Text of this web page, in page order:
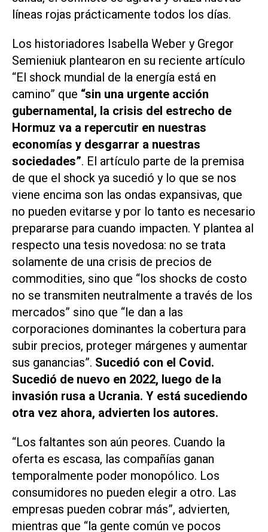
líneas rojas prácticamente todos los días.
Los historiadores Isabella Weber y Gregor
Semieniuk plantearon en su reciente artículo
“El shock mundial de la energía está en
camino” que “sin una urgente acción
gubernamental, la crisis del estrecho de
Hormuz va a repercutir en nuestras
economías y desgarrar a nuestras
sociedades”. El artículo parte de la premisa
de que el shock ya sucedió y lo que se nos
viene encima son las ondas expansivas, que
no pueden evitarse y por lo tanto es necesario
prepararse para cuando impacten. Y plantea al
respecto una tesis novedosa: no se trata
solamente de una crisis de precios de
commodities, sino que “los shocks de costo
no se transmiten neutralmente a través de los
mercados” sino que “le dan a las
corporaciones dominantes la cobertura para
subir precios, proteger márgenes y aumentar
sus ganancias”. Sucedió con el Covid.
Sucedió de nuevo en 2022, luego de la
invasión rusa a Ucrania. Y está sucediendo
otra vez ahora, advierten los autores.
“Los faltantes son aún peores. Cuando la
oferta es escasa, las compañías ganan
temporalmente poder monopólico. Los
consumidores no pueden elegir a otro. Las
empresas pueden cobrar más”, advierten,
mientras que “la gente común ve pocos